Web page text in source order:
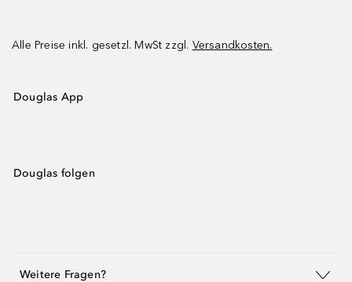
Alle Preise inkl. gesetzl. MwSt zzgl. Versandkosten.
Douglas App
Douglas folgen
Weitere Fragen?